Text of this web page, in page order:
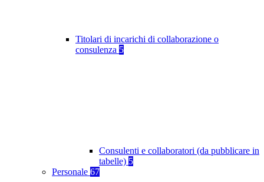
Titolari di incarichi di collaborazione o
consulenza 5
Consulenti e collaboratori (da pubblicare in
tabelle) 5
Personale 67